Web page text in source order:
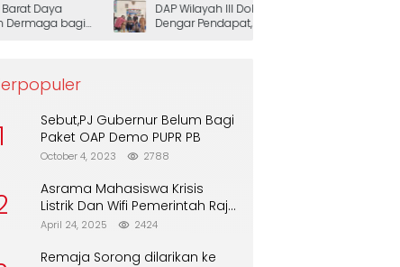
bagi
DAP Wilayah III Doberay Gelar Rapat
Dengar Pendapat, Perkuat Sinergi
Pemerintah dan Masyarakat Adat
Sebut,PJ Gubernur Belum Bagi
Paket OAP Demo PUPR PB
October 4, 2023 2788
Asrama Mahasiswa Krisis
Listrik Dan Wifi Pemerintah Raja
Ampat Alasan Tunggu DPA
April 24, 2025 2424
Remaja Sorong dilarikan ke